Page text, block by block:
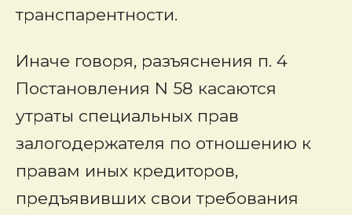
транспарентности.
Иначе говоря, разъяснения п. 4
Постановления N 58 касаются
утраты специальных прав
залогодержателя по отношению к
правам иных кредиторов,
предъявивших свои требования